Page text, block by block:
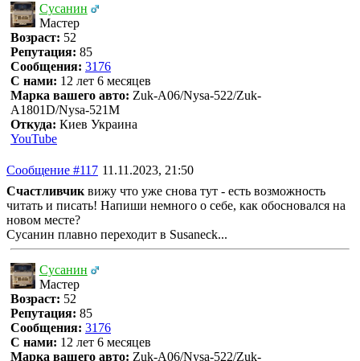
Сусанин
Мастер
Возраст: 52
Репутация: 85
Сообщения: 3176
С нами: 12 лет 6 месяцев
Марка вашего авто: Zuk-A06/Nysa-522/Zuk-
A1801D/Nysa-521M
Откуда: Киев Украина
YouTube
Сообщение #117 11.11.2023, 21:50
Счастливчик вижу что уже снова тут - есть возможность
читать и писать! Напиши немного о себе, как обосновался на
новом месте?
Сусанин плавно переходит в Susaneck...
Сусанин
Мастер
Возраст: 52
Репутация: 85
Сообщения: 3176
С нами: 12 лет 6 месяцев
Марка вашего авто: Zuk-A06/Nysa-522/Zuk-